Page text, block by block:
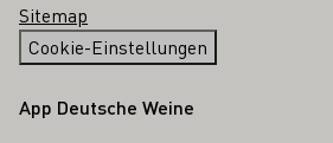
Sitemap
Cookie-Einstellungen
App Deutsche Weine